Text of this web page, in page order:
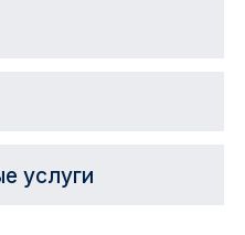
услуги